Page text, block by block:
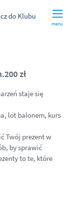
menu
do Klubu
zł
staje się
lot balonem, kurs
Twój prezent w
by sprawić
to te, które